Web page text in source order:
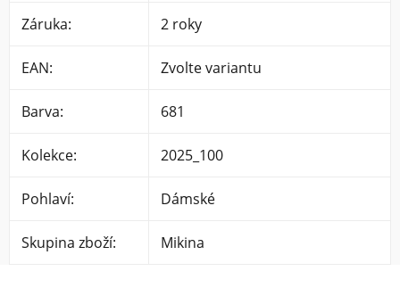
Záruka: 2 roky
EAN: Zvolte variantu
Barva: 681
Kolekce: 2025_100
Pohlaví: Dámské
Skupina zboží: Mikina